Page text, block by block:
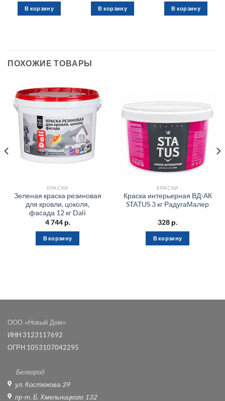
В корзину В корзину В корзину
ПОХОЖИЕ ТОВАРЫ
КРАСКИ
Зеленая краска резиновая
для кровли, цоколя,
фасада 12 кг Dali
4 744 р.
В корзину
КРАСКИ
Краска интерьерная ВД-АК
STATUS 3 кг РадугаМалер
328 р.
В корзину
ООО «Новый Дом»
ИНН 3123117692
ОГРН 1053107042295
Белгород
ул. Костюкова 39
пр-т. Б. Хмельницкого 132